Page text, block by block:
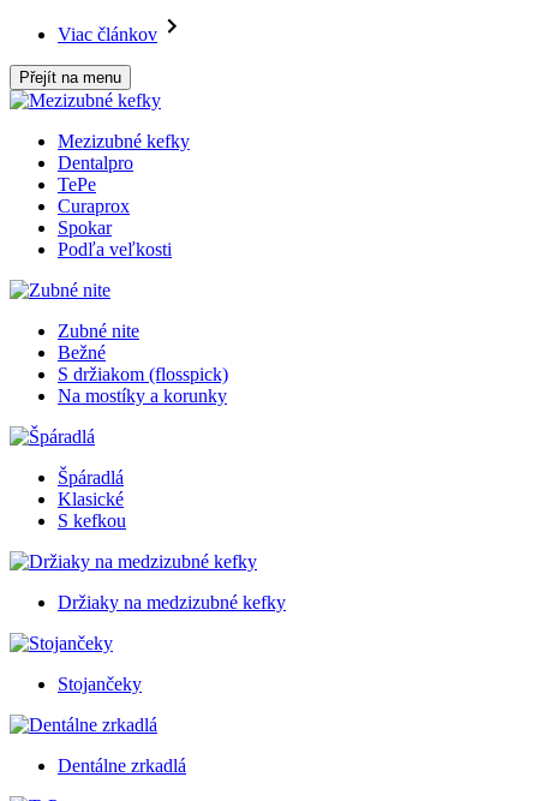
Viac článkov
Přejít na menu
Mezizubné kefky
Dentalpro
TePe
Curaprox
Spokar
Podľa veľkosti
Zubné nite
Bežné
S držiakom (flosspick)
Na mostíky a korunky
Špáradlá
Klasické
S kefkou
Držiaky na medzizubné kefky
Stojančeky
Dentálne zrkadlá